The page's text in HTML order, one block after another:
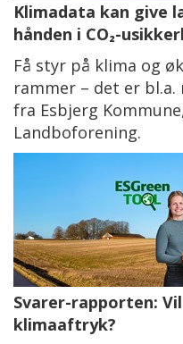
Klimadata kan give
hånden i CO₂-
Få styr på klima og
rammer – det er
fra Esbjerg
Landboforening.
Svarer-rapporten:
klimaaftryk?